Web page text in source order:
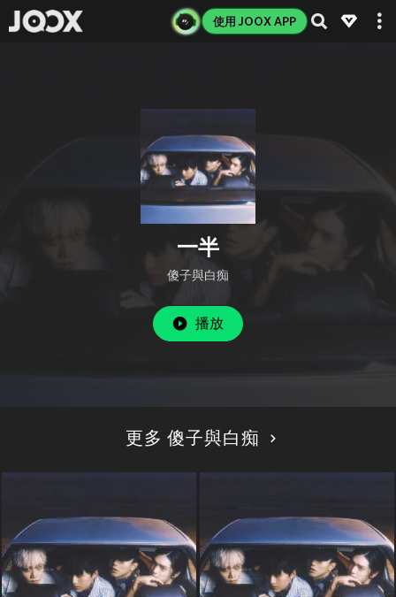
使用 JOOX APP
一半
傻子與白痴
播放
更多 傻子與白痴